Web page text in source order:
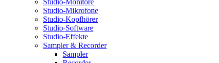
Studio-Monitore
Studio-Mikrofone
Studio-Kopfhörer
Studio-Software
Studio-Effekte
Sampler & Recorder
Sampler